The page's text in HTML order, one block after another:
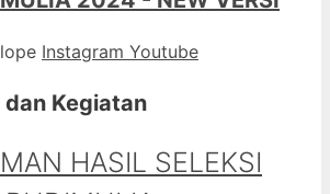
Instagram Youtube
Kegiatan
HASIL SELEKSI